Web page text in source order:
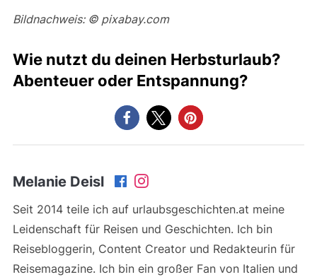
Bildnachweis: © pixabay.com
Wie nutzt du deinen Herbsturlaub?
Abenteuer oder Entspannung?
Melanie Deisl
Seit 2014 teile ich auf urlaubsgeschichten.at meine
Leidenschaft für Reisen und Geschichten. Ich bin
Reisebloggerin, Content Creator und Redakteurin für
Reisemagazine. Ich bin ein großer Fan von Italien und